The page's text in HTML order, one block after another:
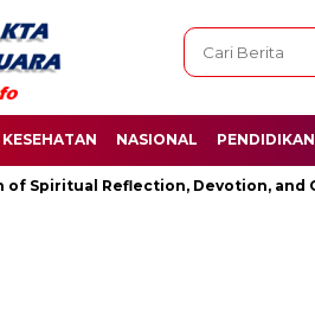
KESEHATAN NASIONAL PENDIDIKAN
Reflection, Devotion, and